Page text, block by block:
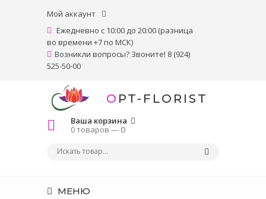
Мой аккаунт
Ежедневно с 10:00 до 20:00 (разница
во времени +7 по МСК)
Возникли вопросы? Звоните! 8 (924)
525-50-00
OPT-FLORIST
Ваша корзина
0 товаров —0
МЕНЮ